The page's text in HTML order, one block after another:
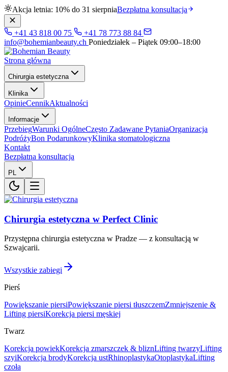
Akcja letnia: 10% do 31 sierpniaBezpłatna konsultacja
+41 43 818 00 75
+41 78 773 88 84
info@bohemianbeauty.ch Poniedziałek – Piątek 09:00–18:00
Strona główna
Chirurgia estetyczna
Klinika
OpinieCennikAktualności
Informacje
PrzebiegWarunki OgólneCzęsto Zadawane PytaniaOrganizacja
PodróżyBon PodarunkowyKlinika stomatologiczna
Kontakt
Bezpłatna konsultacja
PL
Chirurgia estetyczna w Perfect Clinic
Przystępna chirurgia estetyczna w Pradze — z konsultacją w
Szwajcarii.
Wszystkie zabiegi
Pierś
Powiększanie piersiPowiększanie piersi tłuszczemZmniejszenie &
Lifting piersiKorekcja piersi męskiej
Twarz
Korekcja powiekKorekcja zmarszczek & bliznLifting twarzyLifting
szyiKorekcja brodyKorekcja ustRhinoplastykaOtoplastykaLifting
czoła